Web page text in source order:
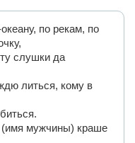
по рекам, по
слушки да
литься, кому в
мужчины) краше